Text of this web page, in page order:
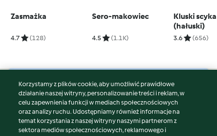
Zasmażka
4.7 (128)
Sero-makowiec
4.5 (1.1K)
Kluski
(hałuski)
3.6 (656)
© Copyright 2026
Warunki korzystania
Polityka prywatności
Disclaimer
Korzystamy z plików cookie, aby umożliwić prawidłowe
działanie naszej witryny, personalizowanie treści i reklam, w
celu zapewnienia funkcji w mediach społecznościowych
oraz analizy ruchu. Udostępniamy również informacje na
temat korzystania z naszej witryny naszymi partnerom z
sektora mediów społecznościowych, reklamowego i